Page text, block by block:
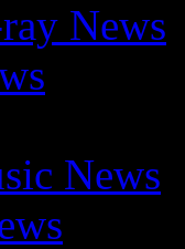
News
News